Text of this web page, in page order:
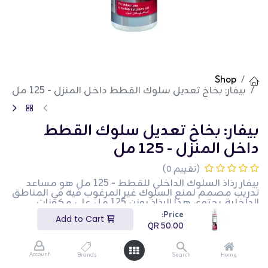
Price:
50.00
Home
Search
Brands
Account
Shop
بيفار: بخاخ تعديل سلوك القطط داخل المنزل - 125 مل
بيفار: بخاخ تعديل سلوك القطط
داخل المنزل - 125 مل
(تقييم 0)
بيفار رذاذ السلوك الداخلي للقطط - 125 مل هو مساعد
تدريب مصمم لمنع السلوك غير المرغوب فيه في المناطق
الداخلية. يحتوي هذا الرذاذ بوزن 125 مل على مكونات
طبيعية تخلق حاجزًا لإبعاد القطط عن المناطق المعالجة.
إنه آمن للاستخدام على الأثاث والسجاد والأسطح الداخلية
الأخرى. هذا المنتج مثالي لأصحاب القطط الذين يبحثون عن
إدارة سلوك حيواناتهم الأليفة في الداخل.
50.00
QR